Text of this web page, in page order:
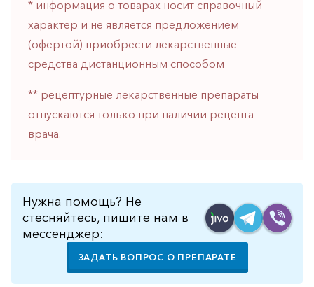
* информация о товарах носит справочный
характер и не является предложением
(офертой) приобрести лекарственные
средства дистанционным способом
** рецептурные лекарственные препараты
отпускаются только при наличии рецепта
врача.
Нужна помощь? Не
стесняйтесь, пишите нам в
мессенджер:
ЗАДАТЬ ВОПРОС О ПРЕПАРАТЕ